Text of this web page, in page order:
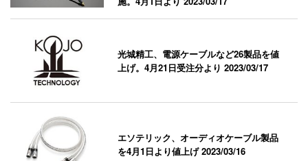
光城精工、電源ケーブルなど26製品を値
上げ。4月21日受注分より2023/03/17
エソテリック、オーディオケーブル製品
を4月1日より値上げ2023/03/16